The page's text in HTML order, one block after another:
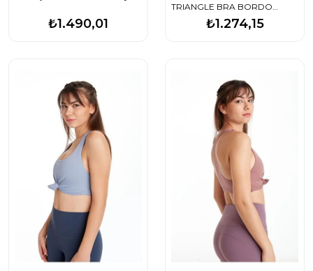
₺1.490,01
TRIANGLE BRA BORDO
SPORCU VE YOGA SÜTYENİ
₺1.274,15